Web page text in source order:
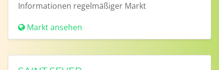
Informationen regelmäßiger Markt
Markt ansehen